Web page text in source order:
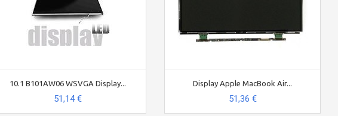
10.1 B101AW06 WSVGA Display...
51,14 €
Display Apple MacBook Air...
51,36 €